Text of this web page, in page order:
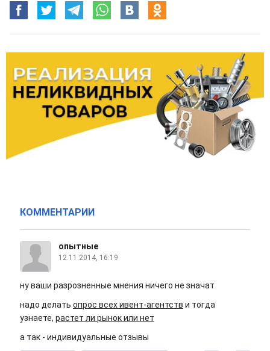
КОММЕНТАРИИ
опытные
12.11.2014, 16:19
ну ваши разрозненные мнения ничего не значат
надо делать опрос всех ивент-агентств и тогда
узнаете, растет ли рынок или нет
а так - индивидуальные отзывы